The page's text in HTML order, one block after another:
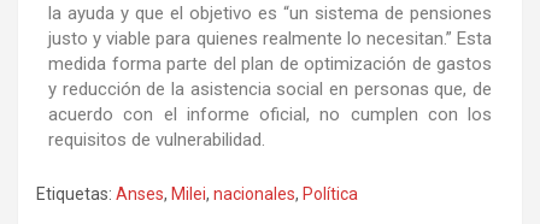
la ayuda y que el objetivo es “un sistema de pensiones
justo y viable para quienes realmente lo necesitan.” Esta
medida forma parte del plan de optimización de gastos
y reducción de la asistencia social en personas que, de
acuerdo con el informe oficial, no cumplen con los
requisitos de vulnerabilidad.
Etiquetas: Anses, Milei, nacionales, Política